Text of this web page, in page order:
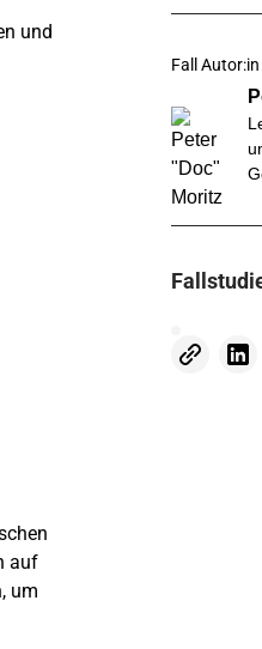
und
auf
um
Fall Autor:in